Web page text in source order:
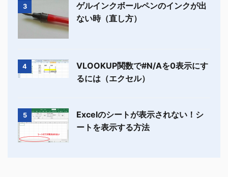
3
ゲルインクボールペンのインクが出
ない時（直し方）
4
VLOOKUP関数で#N/Aを0表示にす
るには（エクセル）
5
Excelのシートが表示されない！シ
ートを表示する方法